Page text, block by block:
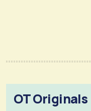
OT Originals